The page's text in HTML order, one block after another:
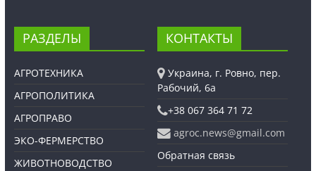
РАЗДЕЛЫ
АГРОТЕХНИКА
АГРОПОЛИТИКА
АГРОПРАВО
ЭКО-ФЕРМЕРСТВО
ЖИВОТНОВОДСТВО
КОНТАКТЫ
Украина, г. Ровно, пер.
Рабочий, 6а
+38 067 364 71 72
agroc.news@gmail.com
Обратная связь